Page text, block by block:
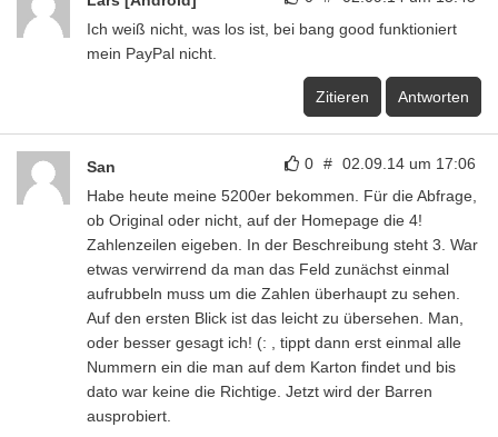
Ich weiß nicht, was los ist, bei bang good funktioniert
mein PayPal nicht.
Zitieren Antworten
0 # 02.09.14 um 17:06
San
Habe heute meine 5200er bekommen. Für die Abfrage,
ob Original oder nicht, auf der Homepage die 4!
Zahlenzeilen eigeben. In der Beschreibung steht 3. War
etwas verwirrend da man das Feld zunächst einmal
aufrubbeln muss um die Zahlen überhaupt zu sehen.
Auf den ersten Blick ist das leicht zu übersehen. Man,
oder besser gesagt ich! (: , tippt dann erst einmal alle
Nummern ein die man auf dem Karton findet und bis
dato war keine die Richtige. Jetzt wird der Barren
ausprobiert.